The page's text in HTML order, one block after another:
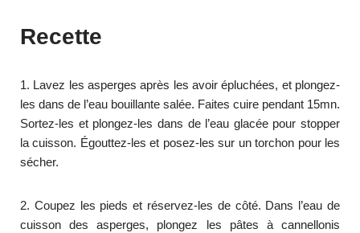
Recette
1. Lavez les asperges après les avoir épluchées, et plongez-
les dans de l’eau bouillante salée. Faites cuire pendant 15mn.
Sortez-les et plongez-les dans de l’eau glacée pour stopper
la cuisson. Égouttez-les et posez-les sur un torchon pour les
sécher.
2. Coupez les pieds et réservez-les de côté. Dans l’eau de
cuisson des asperges, plongez les pâtes à cannellonis